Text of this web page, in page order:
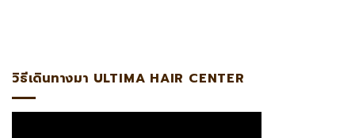
วิธีเดินทางมา ULTIMA HAIR CENTER